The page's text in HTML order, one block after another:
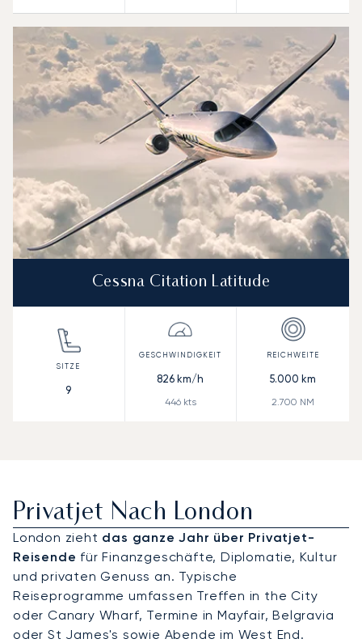
Cessna Citation Latitude
9
826 km/h
446kts
5.000 km
2.700 NM
Privatjet Nach London
London zieht das ganze Jahr über Privatjet-
Reisende für Finanzgeschäfte, Diplomatie, Kultur
und privaten Genuss an. Typische
Reiseprogramme umfassen Treffen in the City
oder Canary Wharf, Termine in Mayfair, Belgravia
oder St James's sowie Abende im West End.